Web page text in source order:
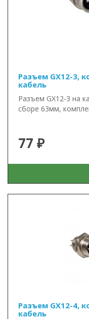
Разъем GX12-3,
кабель
Разъем GX12-3 на
сборе 63мм,
77 ₽
Разъем GX12-4,
кабель